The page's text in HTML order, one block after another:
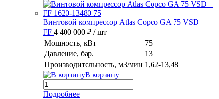
Винтовой компрессор Atlas Copco GA 75 VSD +
FF 4 400 000 ₽ / шт
Мощность, кВт
75
Давление, бар.
13
Производительность, м3/мин 1,62-13,48
В корзину
Подробнее